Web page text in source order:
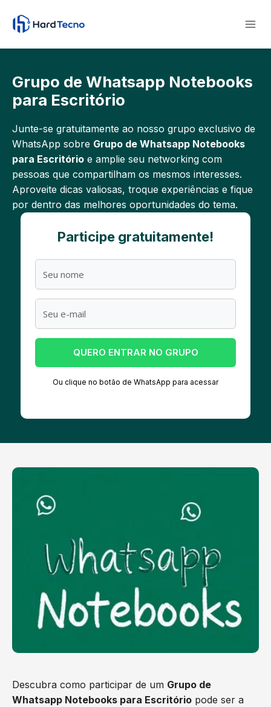
para
Conteúdo
Grupo de Whatsapp Notebooks
para Escritório
Junte-se gratuitamente ao nosso grupo exclusivo de
WhatsApp sobre Grupo de Whatsapp Notebooks
para Escritório e amplie seu networking com
pessoas que compartilham os mesmos interesses.
Aproveite dicas valiosas, troque experiências e fique
por dentro das melhores oportunidades do tema.
Participe gratuitamente!
QUERO ENTRAR NO GRUPO
Ou clique no botão de WhatsApp para acessar
Descubra como participar de um Grupo de
Whatsapp Notebooks para Escritório pode ser a